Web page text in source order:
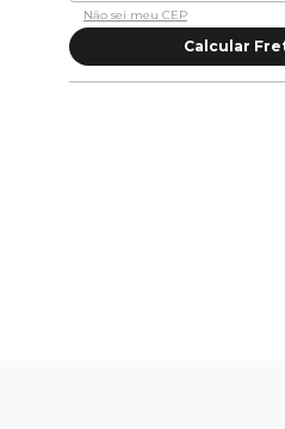
Não sei meu CEP